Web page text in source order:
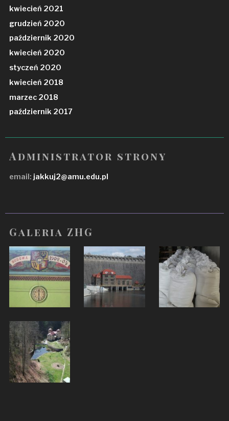
kwiecień 2021
grudzień 2020
październik 2020
kwiecień 2020
styczeń 2020
kwiecień 2018
marzec 2018
październik 2017
Administrator strony
email: jakkuj2@amu.edu.pl
Galeria ZHG